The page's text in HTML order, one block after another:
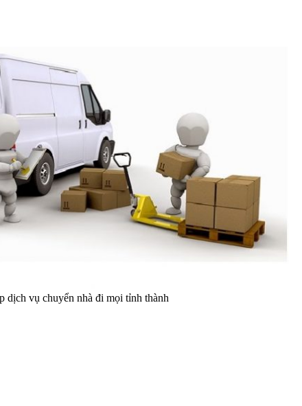
dịch vụ chuyển nhà đi mọi tỉnh thành